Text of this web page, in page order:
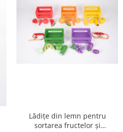
Lădițe din lemn pentru
sortarea fructelor și